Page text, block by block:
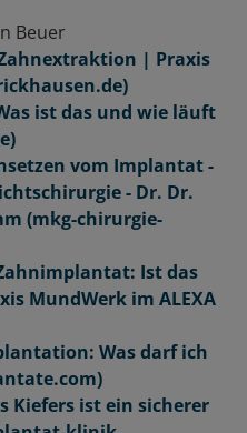
Beuer
| Praxis
ist das und wie läuft
vom Implantat -
- Dr. Dr.
(mkg-chirurgie-
Ist das
MundWerk im ALEXA
Was darf ich
Kiefers ist ein sicherer